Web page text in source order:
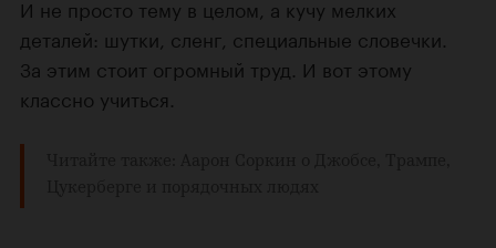
И не просто тему в целом, а кучу мелких
деталей: шутки, сленг, специальные словечки.
За этим стоит огромный труд. И вот этому
классно учиться.